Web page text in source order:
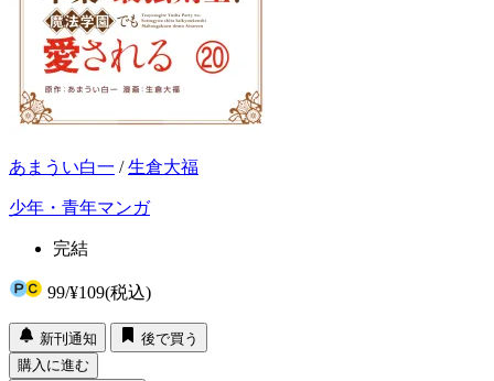
あまうい白一 /生倉大福
少年・青年マンガ
完結
99/¥109(税込)
新刊通知
後で買う
購入に進む